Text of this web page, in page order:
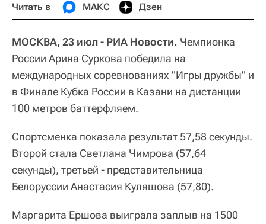
Читать в МАКС Дзен
МОСКВА, 23 июл - РИА Новости. Чемпионка
России Арина Суркова победила на
международных соревнованиях "Игры дружбы" и
в Финале Кубка России в Казани на дистанции
100 метров баттерфляем.
Спортсменка показала результат 57,58 секунды.
Второй стала Светлана Чимрова (57,64
секунды), третьей - представительница
Белоруссии Анастасия Куляшова (57,80).
Маргарита Ершова выиграла заплыв на 1500